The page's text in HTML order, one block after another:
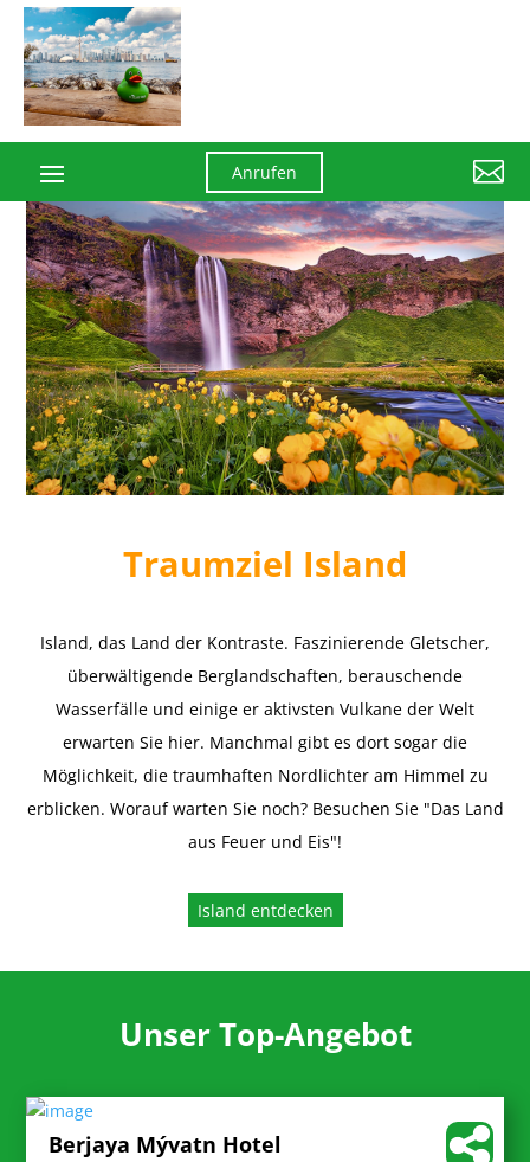
Anrufen 
Traumziel Island
Island, das Land der Kontraste. Faszinierende Gletscher,
überwältigende Berglandschaften, berauschende
Wasserfälle und einige er aktivsten Vulkane der Welt
erwarten Sie hier. Manchmal gibt es dort sogar die
Möglichkeit, die traumhaften Nordlichter am Himmel zu
erblicken. Worauf warten Sie noch? Besuchen Sie "Das Land
aus Feuer und Eis"!
Island entdecken
Unser Top-Angebot
Berjaya Mývatn Hotel